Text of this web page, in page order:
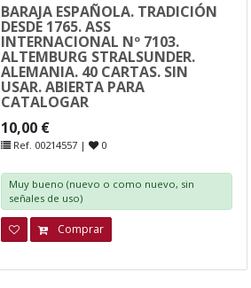
BARAJA ESPAÑOLA. TRADICIÓN
DESDE 1765. ASS
INTERNACIONAL Nº 7103.
ALTEMBURG STRALSUNDER.
ALEMANIA. 40 CARTAS. SIN
USAR. ABIERTA PARA
CATALOGAR
10,00 €
Ref. 00214557 | 0
Muy bueno (nuevo o como nuevo, sin
señales de uso)
Comprar